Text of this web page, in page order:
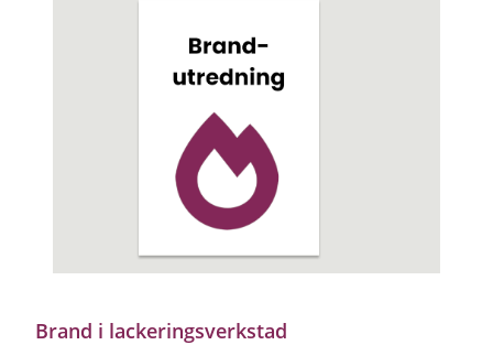
Brand i lackeringsverkstad